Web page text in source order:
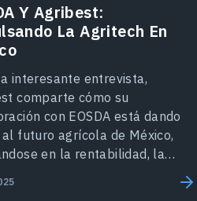
Y Agribest:
La Agritech En
interesante entrevista,
comparte cómo su
con EOSDA está dando
futuro agrícola de México,
en la rentabilidad, la